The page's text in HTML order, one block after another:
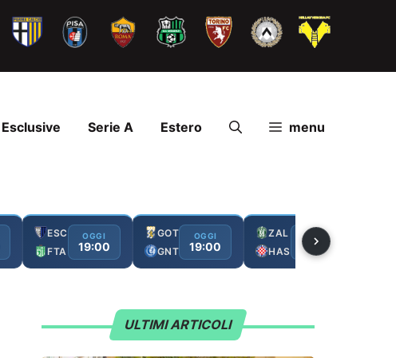
Esclusive Serie A Estero menu
ESC
FTA
OGGI
19:00
GOT
GNT
OGGI
19:00
ZAL
HAS
OGGI
19:00
ULTIMI ARTICOLI